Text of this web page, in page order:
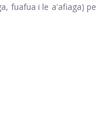
fuafua i le aʻafiaga) pe